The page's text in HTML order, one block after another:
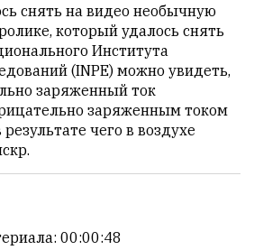
снять на видео необычную
который удалось снять
Института
(INPE) можно увидеть,
заряженный ток
заряженным током
чего в воздухе
: 00:00:48